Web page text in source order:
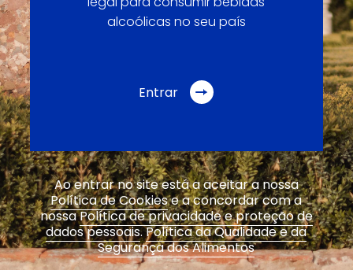
alcoólicas no seu país
Entrar
Ao entrar no site está a aceitar a nossa
Política de Cookiese a concordar com a
nossaPolítica de privacidade e proteção de
dados pessoais.Política da Qualidade e da
Segurança dos Alimentos